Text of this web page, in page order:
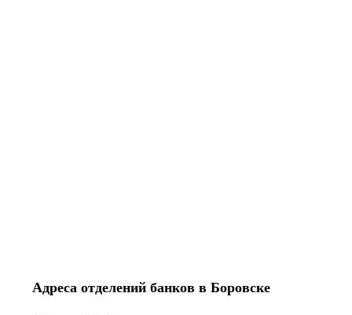
Адреса отделений банков в Боровске